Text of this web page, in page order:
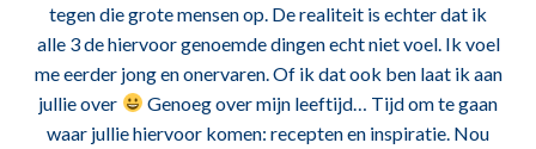
tegen die grote mensen op. De realiteit is echter dat ik
alle 3 de hiervoor genoemde dingen echt niet voel. Ik voel
me eerder jong en onervaren. Of ik dat ook ben laat ik aan
jullie over
Genoeg over mijn leeftijd… Tijd om te gaan
waar jullie hiervoor komen: recepten en inspiratie. Nou